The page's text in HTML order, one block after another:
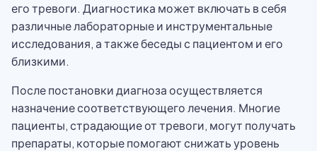
его тревоги. Диагностика может включать в себя
различные лабораторные и инструментальные
исследования, а также беседы с пациентом и его
близкими.
После постановки диагноза осуществляется
назначение соответствующего лечения. Многие
пациенты, страдающие от тревоги, могут получать
препараты, которые помогают снижать уровень